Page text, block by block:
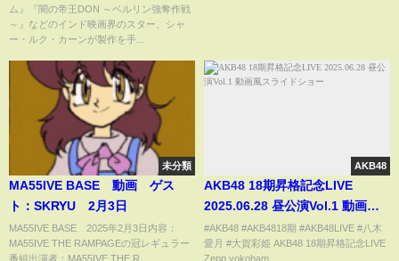
ム』『闇の帝王DON ～ベルリン強奪作戦
～』などのインド映画界のスター、シャ
ー・ルク・カーンが製作を手...
未分類
MA55IVE BASE 動画 ゲス
ト：SKRYU 2月3日
MA55IVE BASE 2025年2月3日内容：
MA55IVE THE RAMPAGEの冠レギュラー
番組出演者：MA55IVE THE R...
AKB48
AKB48 18期昇格記念LIVE
2025.06.28 昼公演Vol.1 動画風
スライドショー
#AKB48 #AKB4818期 #AKB48LIVE #八木
愛月 #大賀彩姫 AKB48 18期昇格記念LIVE
Zepp yokoham...